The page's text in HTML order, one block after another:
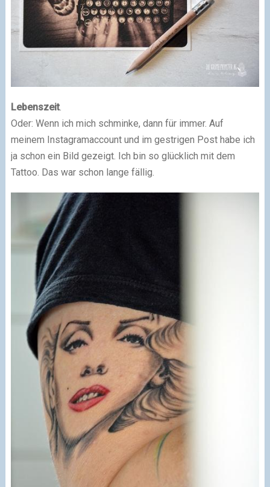
Lebenszeit.
Oder: Wenn ich mich schminke, dann für immer. Auf
meinem Instagramaccount und im gestrigen Post habe ich
ja schon ein Bild gezeigt. Ich bin so glücklich mit dem
Tattoo. Das war schon lange fällig.